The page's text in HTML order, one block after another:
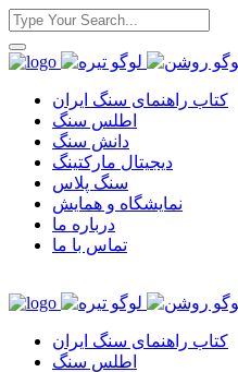
کتاب راهنمای سنگ ایران
اطلس سنگ
دانش سنگ
دیجیتال مارکتینگ
سنگ پلاس
نمایشگاه و همایش
درباره ما
تماس با ما
کتاب راهنمای سنگ ایران
اطلس سنگ